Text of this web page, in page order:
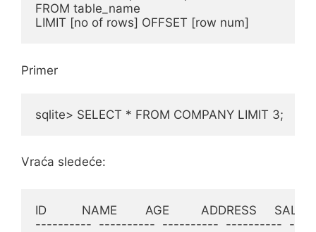
FROM table_name
LIMIT [no of rows] OFFSET [row num]
Primer
sqlite> SELECT * FROM COMPANY LIMIT 3;
Vraća sledeće:
ID          NAME        AGE         ADDRESS
----------  ----------  ----------  ----------